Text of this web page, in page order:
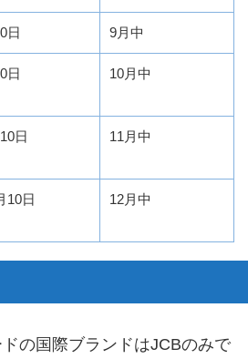
日 9月中
日 10月中
日 11月中
10日 12月中
の国際ブランドはJCBのみで